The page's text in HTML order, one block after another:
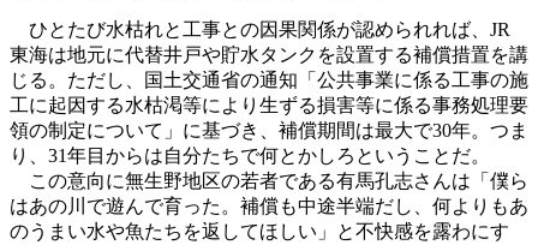
ひとたび水枯れと工事との因果関係が認められれば、JR
東海は地元に代替井戸や貯水タンクを設置する補償措置を講
じる。ただし、国土交通省の通知「公共事業に係る工事の施
工に起因する水枯渇等により生ずる損害等に係る事務処理要
領の制定について」に基づき、補償期間は最大で30年。つま
り、31年目からは自分たちで何とかしろということだ。
この意向に無生野地区の若者である有馬孔志さんは「僕ら
はあの川で遊んで育った。補償も中途半端だし、何よりもあ
のうまい水や魚たちを返してほしい」と不快感を露わにす